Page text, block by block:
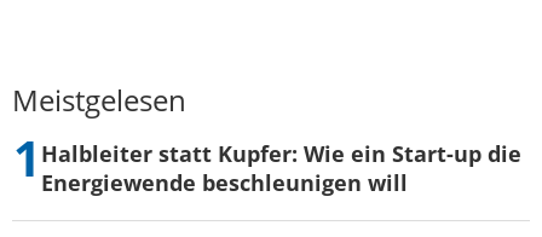
Meistgelesen
Halbleiter statt Kupfer: Wie ein Start-up die
Energiewende beschleunigen will